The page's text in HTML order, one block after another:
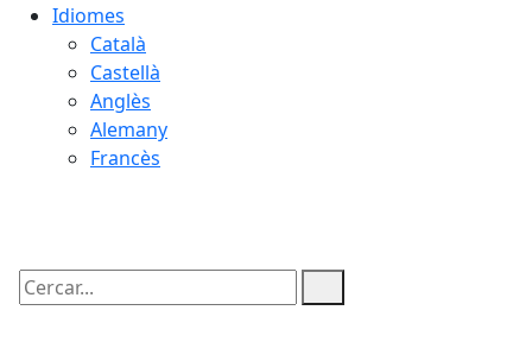
Idiomes
Català
Castellà
Anglès
Alemany
Francès
Cercar: